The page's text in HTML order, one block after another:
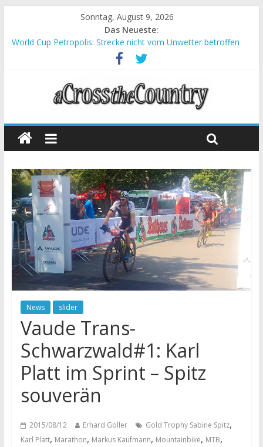
Sonntag, August 9, 2026
Das Neueste:
World Cup Petropolis: Strecke nicht vom Unwetter betroffen
Krumbach und Obergessertshausen: Mountainbike-Bundesliga
Supercup Massi Banyoles: Siege für Carod und Richards
Halbzeit beim Andalucia Bike Race: Weltmeister Seewald führt
Chelva: Schweizer Doppelsieg beim ersten XCO-Rennen der
News slider
Vaude Trans-
Schwarzwald#1: Karl
Platt im Sprint – Spitz
souverän
2015/08/12 Erhard Goller Gold Trophy Sabine Spitz,
Karl Platt, Marathon, Markus Kaufmann, Mountainbike, MTB,